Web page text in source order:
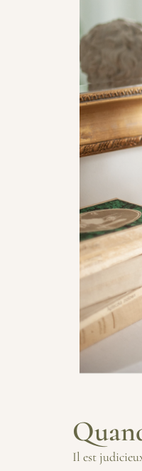
Il est